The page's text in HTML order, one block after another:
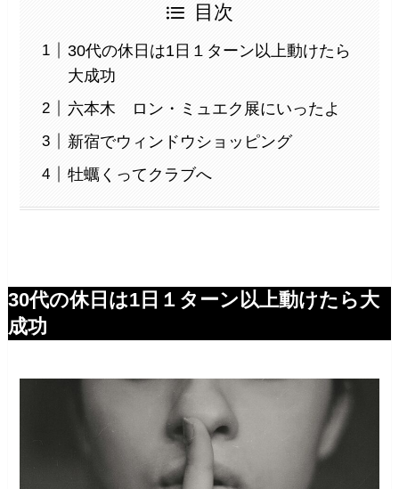
目次
30代の休日は1日１ターン以上動けたら
大成功
六本木 ロン・ミュエク展にいったよ
新宿でウィンドウショッピング
牡蠣くってクラブへ
30代の休日は1日１ターン以上動けたら大
成功